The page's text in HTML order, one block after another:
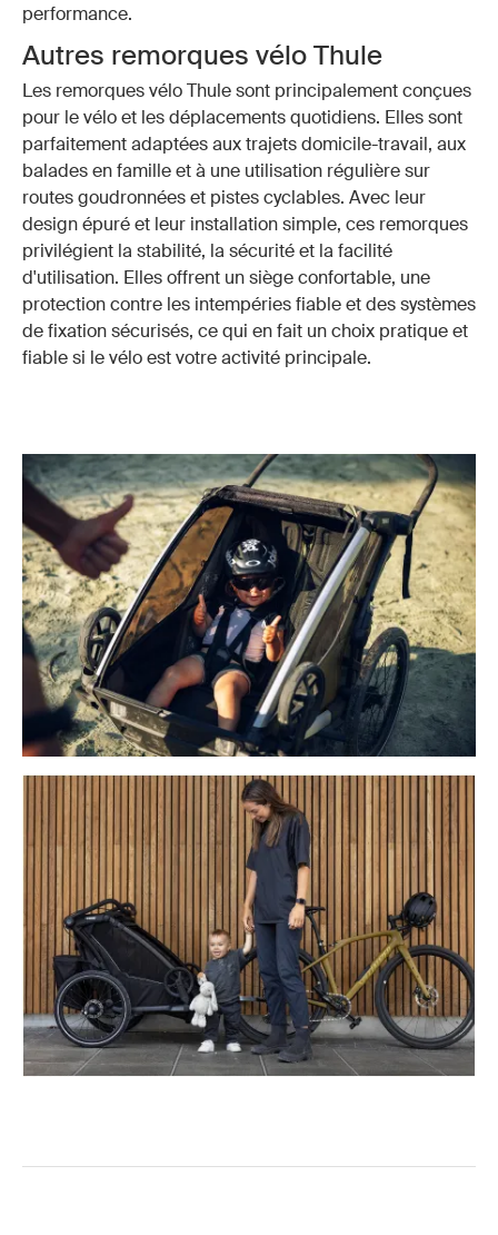
performance.
Autres remorques vélo Thule
Les remorques vélo Thule sont principalement conçues
pour le vélo et les déplacements quotidiens. Elles sont
parfaitement adaptées aux trajets domicile-travail, aux
balades en famille et à une utilisation régulière sur
routes goudronnées et pistes cyclables. Avec leur
design épuré et leur installation simple, ces remorques
privilégient la stabilité, la sécurité et la facilité
d'utilisation. Elles offrent un siège confortable, une
protection contre les intempéries fiable et des systèmes
de fixation sécurisés, ce qui en fait un choix pratique et
fiable si le vélo est votre activité principale.